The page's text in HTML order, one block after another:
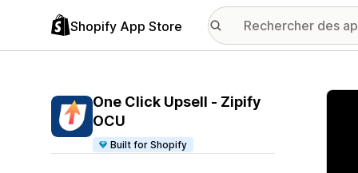
Shopify App Store
One Click Upsell ‑ Zipify
OCU
Built for Shopify